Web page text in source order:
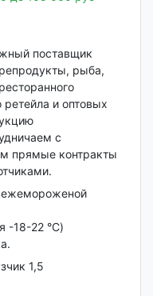
поставщик
рыба,
ретейла и оптовых
с
прямые контракты
-18-22 °C)
1,5